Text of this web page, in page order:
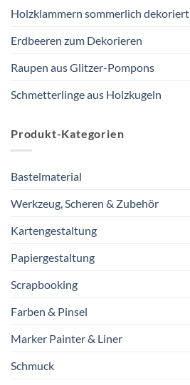
Holzklammern sommerlich dekoriert
Erdbeeren zum Dekorieren
Raupen aus Glitzer-Pompons
Schmetterlinge aus Holzkugeln
Produkt-Kategorien
Bastelmaterial
Werkzeug, Scheren & Zubehör
Kartengestaltung
Papiergestaltung
Scrapbooking
Farben & Pinsel
Marker Painter & Liner
Schmuck